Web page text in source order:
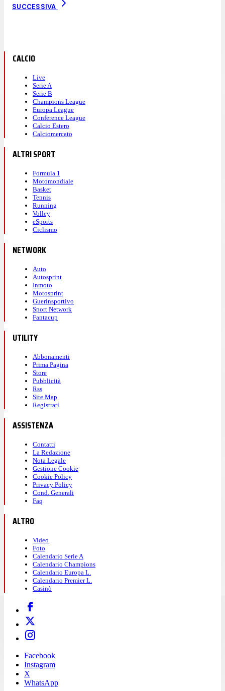
SUCCESSIVA
CALCIO
Live
Serie A
Serie B
Champions League
Europa League
Conference League
Calcio Estero
Calciomercato
ALTRI SPORT
Formula 1
Motomondiale
Basket
Tennis
Running
Volley
eSports
Ciclismo
NETWORK
Auto
Autosprint
Inmoto
Motosprint
Guerinsportivo
Sport Network
Fantacup
UTILITY
Abbonamenti
Prima Pagina
Store
Pubblicità
Rss
Site Map
Registrati
ASSISTENZA
Contatti
La Redazione
Nota Legale
Gestione Cookie
Cookie Policy
Privacy Policy
Cond. Generali
Faq
ALTRO
Video
Foto
Calendario Serie A
Calendario Champions
Calendario Europa L.
Calendario Premier L.
Casinò
Facebook
Instagram
X
WhatsApp